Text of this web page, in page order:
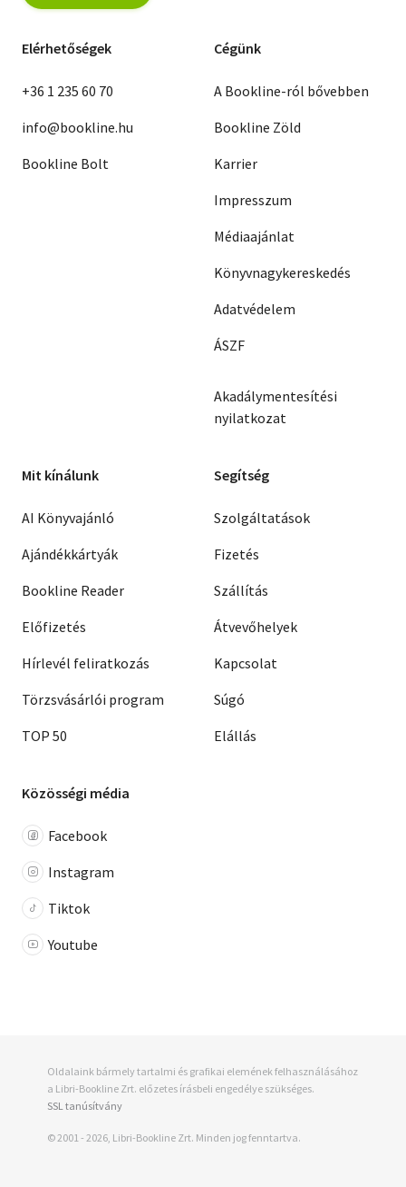
Elérhetőségek
+36 1 235 60 70
info@bookline.hu
Bookline Bolt
Cégünk
A Bookline-ról bővebben
Bookline Zöld
Karrier
Impresszum
Médiaajánlat
Könyvnagykereskedés
Adatvédelem
ÁSZF
Akadálymentesítési
nyilatkozat
Mit kínálunk
AI Könyvajánló
Ajándékkártyák
Bookline Reader
Előfizetés
Hírlevél feliratkozás
Törzsvásárlói program
TOP 50
Segítség
Szolgáltatások
Fizetés
Szállítás
Átvevőhelyek
Kapcsolat
Súgó
Elállás
Közösségi média
Facebook
Instagram
Tiktok
Youtube
Oldalaink bármely tartalmi és grafikai elemének felhasználásához
a Libri-Bookline Zrt. előzetes írásbeli engedélye szükséges.
SSL tanúsítvány
© 2001 - 2026, Libri-Bookline Zrt. Minden jog fenntartva.